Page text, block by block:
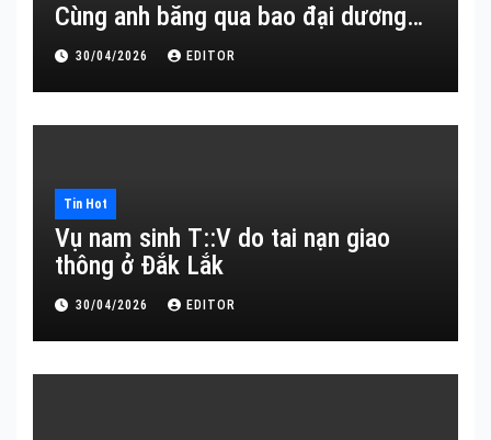
Cùng anh băng qua bao đại dương…
30/04/2026 EDITOR
Tin Hot
Vụ nam sinh T::V do tai nạn giao
thông ở Đắk Lắk
30/04/2026 EDITOR